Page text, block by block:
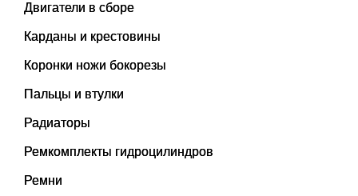
Двигатели в сборе
Карданы и крестовины
Коронки ножи бокорезы
Пальцы и втулки
Радиаторы
Ремкомплекты гидроцилиндров
Ремни